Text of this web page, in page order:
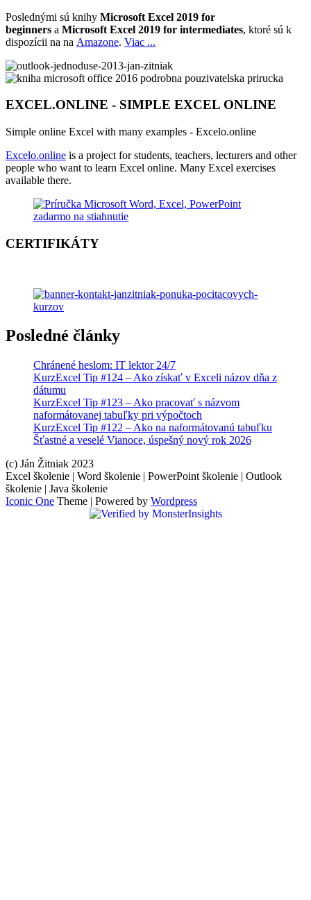
Poslednými sú knihy Microsoft Excel 2019 for
beginners a Microsoft Excel 2019 for intermediates, ktoré sú k
dispozícii na na Amazone. Viac ...
EXCEL.ONLINE - SIMPLE EXCEL ONLINE
Simple online Excel with many examples - Excelo.online
Excelo.online is a project for students, teachers, lecturers and other
people who want to learn Excel online. Many Excel exercises
available there.
CERTIFIKÁTY
Posledné články
Chránené heslom: IT lektor 24/7
KurzExcel Tip #124 – Ako získať v Exceli názov dňa z
dátumu
KurzExcel Tip #123 – Ako pracovať s názvom
naformátovanej tabuľky pri výpočtoch
KurzExcel Tip #122 – Ako na naformátovanú tabuľku
Šťastné a veselé Vianoce, úspešný nový rok 2026
(c) Ján Žitniak 2023
Excel školenie | Word školenie | PowerPoint školenie | Outlook
školenie | Java školenie
Iconic One Theme | Powered by Wordpress